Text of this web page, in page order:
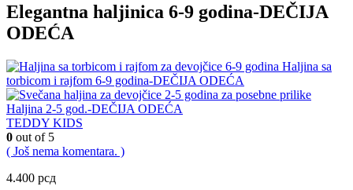
Elegantna haljinica 6-9 godina-DEČIJA
ODEĆA
Haljina sa
torbicom i rajfom 6-9 godina-DEČIJA ODEĆA
Haljina 2-5 god.-DEČIJA ODEĆA
TEDDY KIDS
0 out of 5
( Još nema komentara. )
4.400 рсд